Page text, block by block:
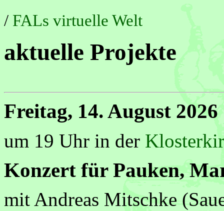
/ FALs virtuelle Welt
aktuelle Projekte
Freitag, 14. August 2026
um 19 Uhr in der
Konzert für Pauken,
mit Andreas Mitschke